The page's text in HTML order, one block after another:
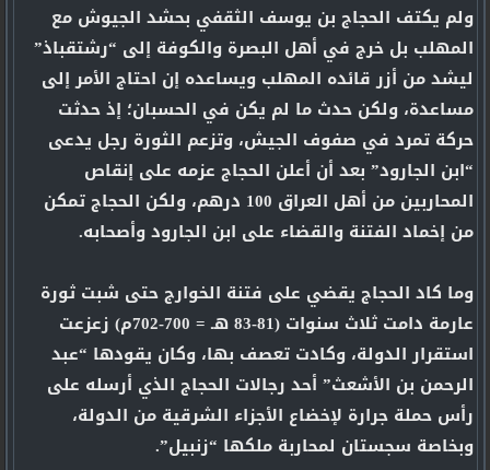
ولم يكتف الحجاج بن يوسف الثقفي بحشد الجيوش مع
المهلب بل خرج في أهل البصرة والكوفة إلى “رشتقباذ”
ليشد من أزر قائده المهلب ويساعده إن احتاج الأمر إلى
مساعدة، ولكن حدث ما لم يكن في الحسبان؛ إذ حدثت
حركة تمرد في صفوف الجيش، وتزعم الثورة رجل يدعى
“ابن الجارود” بعد أن أعلن الحجاج عزمه على إنقاص
المحاربين من أهل العراق 100 درهم، ولكن الحجاج تمكن
من إخماد الفتنة والقضاء على ابن الجارود وأصحابه.
وما كاد الحجاج يقضي على فتنة الخوارج حتى شبت ثورة
عارمة دامت ثلاث سنوات (81-83 هـ = 700-702م) زعزعت
استقرار الدولة، وكادت تعصف بها، وكان يقودها “عبد
الرحمن بن الأشعث” أحد رجالات الحجاج الذي أرسله على
رأس حملة جرارة لإخضاع الأجزاء الشرقية من الدولة،
وبخاصة سجستان لمحاربة ملكها “زنبيل”.